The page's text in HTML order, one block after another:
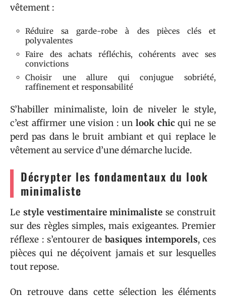
vêtement :
Réduire sa garde-robe à des pièces clés et
polyvalentes
Faire des achats réfléchis, cohérents avec ses
convictions
Choisir une allure qui conjugue sobriété,
raffinement et responsabilité
S’habiller minimaliste, loin de niveler le style,
c’est affirmer une vision : un look chic qui ne se
perd pas dans le bruit ambiant et qui replace le
vêtement au service d’une démarche lucide.
Décrypter les fondamentaux du look
minimaliste
Le style vestimentaire minimaliste se construit
sur des règles simples, mais exigeantes. Premier
réflexe : s’entourer debasiques intemporels, ces
pièces qui ne déçoivent jamais et sur lesquelles
tout repose.
On retrouve dans cette sélection les éléments